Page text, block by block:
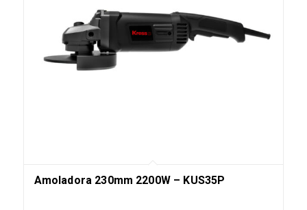
Amoladora 230mm 2200W – KUS35P